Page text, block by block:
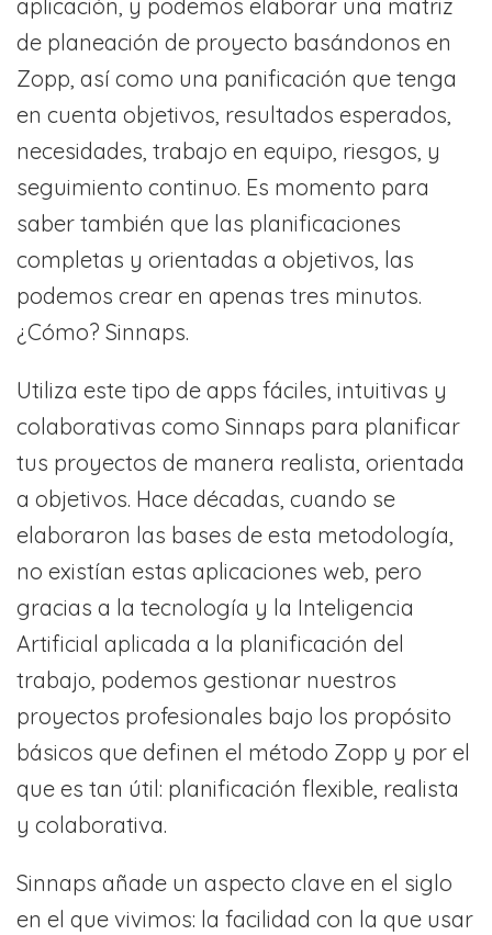
aplicación, y podemos elaborar una matriz
de planeación de proyecto basándonos en
Zopp, así como una panificación que tenga
en cuenta objetivos, resultados esperados,
necesidades, trabajo en equipo, riesgos, y
seguimiento continuo. Es momento para
saber también que las planificaciones
completas y orientadas a objetivos, las
podemos crear en apenas tres minutos.
¿Cómo? Sinnaps.
Utiliza este tipo de apps fáciles, intuitivas y
colaborativas como Sinnaps para planificar
tus proyectos de manera realista, orientada
a objetivos. Hace décadas, cuando se
elaboraron las bases de esta metodología,
no existían estas aplicaciones web, pero
gracias a la tecnología y la Inteligencia
Artificial aplicada a la planificación del
trabajo, podemos gestionar nuestros
proyectos profesionales bajo los propósito
básicos que definen el método Zopp y por el
que es tan útil: planificación flexible, realista
y colaborativa.
Sinnaps añade un aspecto clave en el siglo
en el que vivimos: la facilidad con la que usar